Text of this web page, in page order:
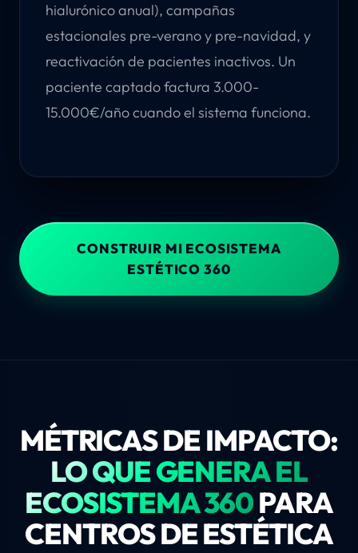
hialurónico anual), campañas
estacionales pre-verano y pre-navidad, y
reactivación de pacientes inactivos. Un
paciente captado factura 3.000-
15.000€/año cuando el sistema funciona.
CONSTRUIR MI ECOSISTEMA
ESTÉTICO 360
MÉTRICAS DE IMPACTO:
LO QUE GENERA EL
ECOSISTEMA 360PARA
CENTROS DE ESTÉTICA